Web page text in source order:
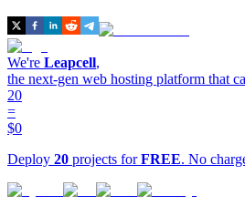
We're Leapcell,
the next-gen web hosting platform that
20
=
$0
Deploy 20 projects forFREE. No